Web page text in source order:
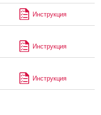
Инструкция
Инструкция
Инструкция